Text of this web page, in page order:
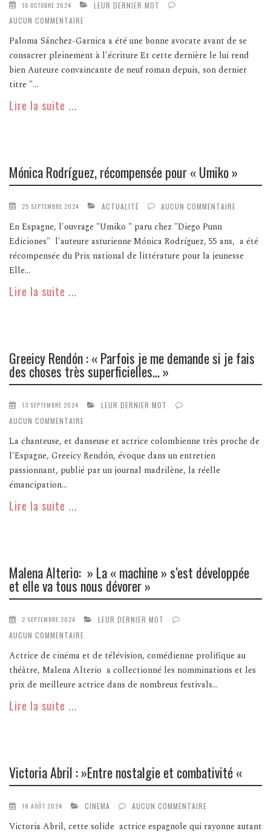
16 OCTOBRE 2024
LEUR DERNIER MOT
AUCUN COMMENTAIRE
Paloma Sánchez-Garnica a été une bonne avocate avant de se
consacrer pleinement à l'écriture Et cette dernière le lui rend
bien Auteure convaincante de neuf roman depuis, son dernier
titre "...
Lire la suite ...
Mónica Rodríguez, récompensée pour « Umiko »
25 SEPTEMBRE 2024 ACTUALITÉ AUCUN COMMENTAIRE
En Espagne, l'ouvrage "Umiko " paru chez "Diego Punn
Ediciones" l'auteure asturienne Mónica Rodríguez, 55 ans, a été
récompensée du Prix national de littérature pour la jeunesse
Elle...
Lire la suite ...
Greeicy Rendón : « Parfois je me demande si je fais
des choses très superficielles… »
13 SEPTEMBRE 2024
LEUR DERNIER MOT
AUCUN COMMENTAIRE
La chanteuse, et danseuse et actrice colombienne très proche de
l'Espagne, Greeicy Rendón, évoque dans un entretien
passionnant, publié par un journal madrilène, la réelle
émancipation...
Lire la suite ...
Malena Alterio: » La « machine » s’est développée
et elle va tous nous dévorer »
2 SEPTEMBRE 2024
LEUR DERNIER MOT
AUCUN COMMENTAIRE
Actrice de cinéma et de télévision, comédienne prolifique au
théâtre, Malena Alterio a collectionné les nomminations et les
prix de meilleure actrice dans de nombreux festivals...
Lire la suite ...
Victoria Abril : »Entre nostalgie et combativité «
18 AOÛT 2024 CINEMA AUCUN COMMENTAIRE
Victoria Abril, cette solide actrice espagnole qui rayonne autant